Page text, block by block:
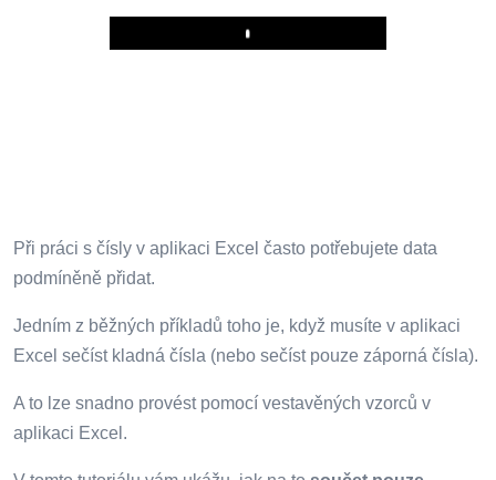
Play
Při práci s čísly v aplikaci Excel často potřebujete data
podmíněně přidat.
Jedním z běžných příkladů toho je, když musíte v aplikaci
Excel sečíst kladná čísla (nebo sečíst pouze záporná čísla).
A to lze snadno provést pomocí vestavěných vzorců v
aplikaci Excel.